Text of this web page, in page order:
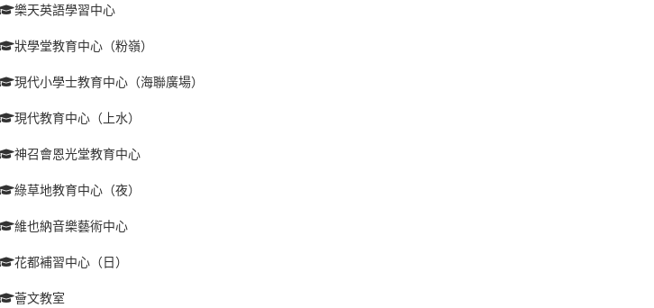
樂天英語學習中心
狀學堂教育中心（粉嶺）
現代小學士教育中心（海聯廣場）
現代教育中心（上水）
神召會恩光堂教育中心
綠草地教育中心（夜）
維也納音樂藝術中心
花都補習中心（日）
薈文教室